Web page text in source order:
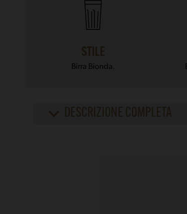
Birra Bionda.